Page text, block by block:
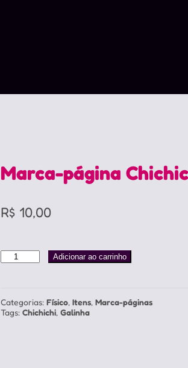
Marca-página
R$ 10,00
Marca-
página
Adicionar ao carrinho
Categorias:Físico,Itens,Marca-páginas
Tags:Chichichi,Galinha